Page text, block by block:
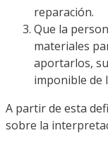
reparación.
Que la
materiales
aportarlos,
imponible de
A partir de esta
sobre la